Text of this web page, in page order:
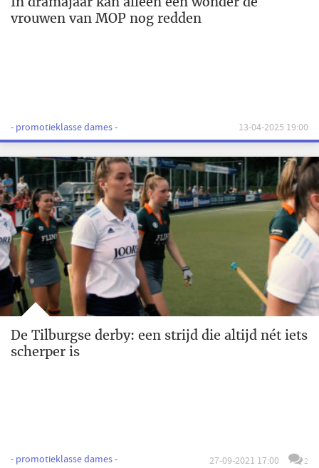
vrouwen van MOP nog redden
- promotieklasse dames - 13-04-2025 19:00
De Tilburgse derby: een strijd die altijd nét iets
scherper is
- promotieklasse dames - 27-09-2021 17:00 2